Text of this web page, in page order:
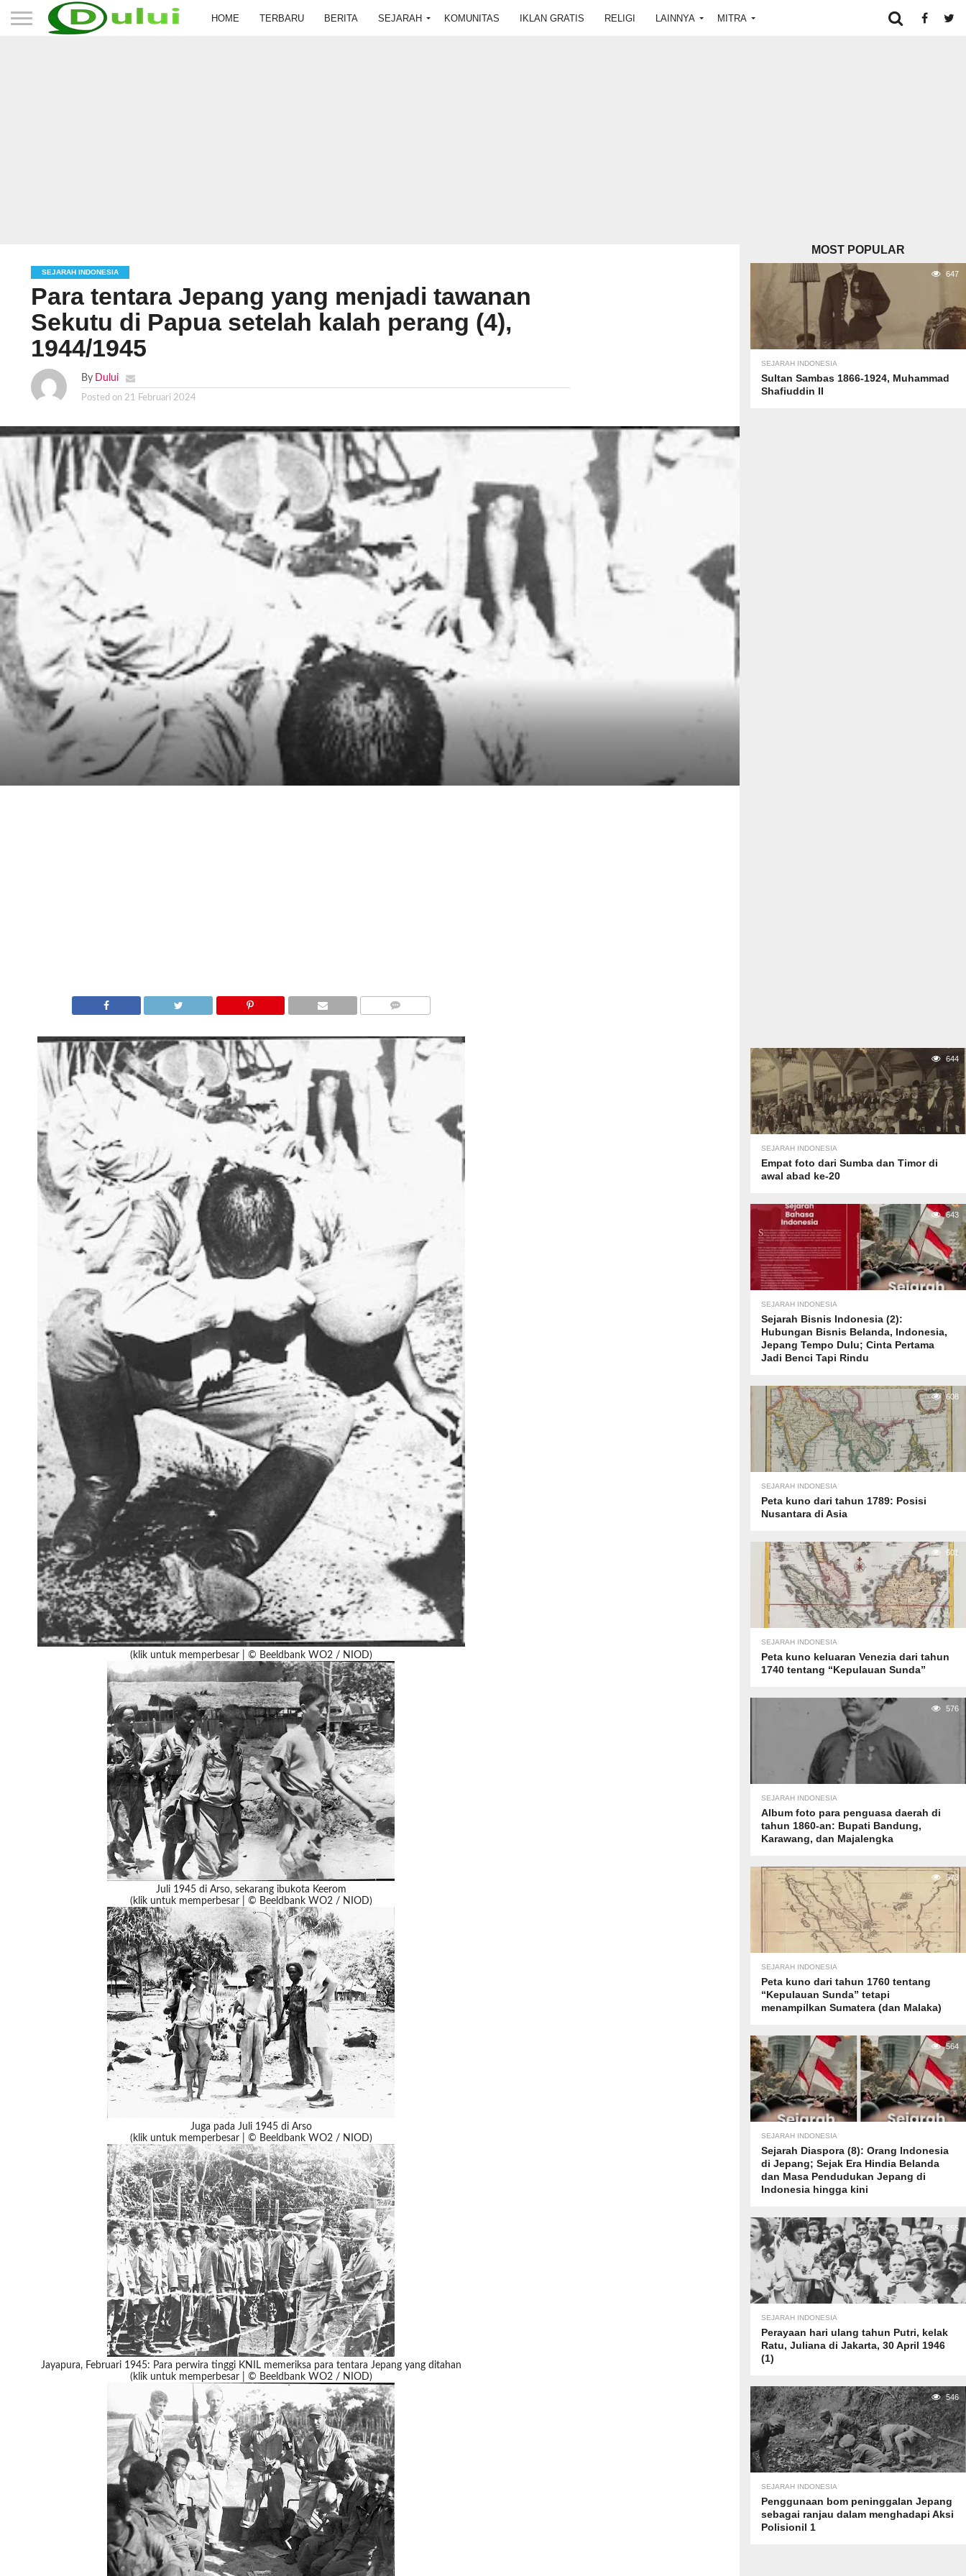
HOME TERBARU BERITA SEJARAH KOMUNITAS IKLAN GRATIS RELIGI LAINNYA MITRA
SEJARAH INDONESIA
Para tentara Jepang yang menjadi tawanan
Sekutu di Papua setelah kalah perang (4),
1944/1945
By Dului
Posted on 21 Februari 2024
(klik untuk memperbesar | © Beeldbank WO2 / NIOD)
Juli 1945 di Arso, sekarang ibukota Keerom
(klik untuk memperbesar | © Beeldbank WO2 / NIOD)
Juga pada Juli 1945 di Arso
(klik untuk memperbesar | © Beeldbank WO2 / NIOD)
Jayapura, Februari 1945: Para perwira tinggi KNIL memeriksa para tentara Jepang yang ditahan
(klik untuk memperbesar | © Beeldbank WO2 / NIOD)
MOST POPULAR
647
SEJARAH INDONESIA
Sultan Sambas 1866-1924, Muhammad
Shafiuddin II
644
SEJARAH INDONESIA
Empat foto dari Sumba dan Timor di
awal abad ke-20
643
SEJARAH INDONESIA
Sejarah Bisnis Indonesia (2):
Hubungan Bisnis Belanda, Indonesia,
Jepang Tempo Dulu; Cinta Pertama
Jadi Benci Tapi Rindu
608
SEJARAH INDONESIA
Peta kuno dari tahun 1789: Posisi
Nusantara di Asia
601
SEJARAH INDONESIA
Peta kuno keluaran Venezia dari tahun
1740 tentang “Kepulauan Sunda”
576
SEJARAH INDONESIA
Album foto para penguasa daerah di
tahun 1860-an: Bupati Bandung,
Karawang, dan Majalengka
573
SEJARAH INDONESIA
Peta kuno dari tahun 1760 tentang
“Kepulauan Sunda” tetapi
menampilkan Sumatera (dan Malaka)
564
SEJARAH INDONESIA
Sejarah Diaspora (8): Orang Indonesia
di Jepang; Sejak Era Hindia Belanda
dan Masa Pendudukan Jepang di
Indonesia hingga kini
555
SEJARAH INDONESIA
Perayaan hari ulang tahun Putri, kelak
Ratu, Juliana di Jakarta, 30 April 1946
(1)
546
SEJARAH INDONESIA
Penggunaan bom peninggalan Jepang
sebagai ranjau dalam menghadapi Aksi
Polisionil 1